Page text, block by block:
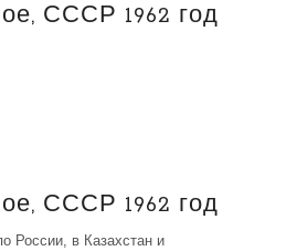
СССР 1962 год
СССР 1962 год
России, в Казахстан и